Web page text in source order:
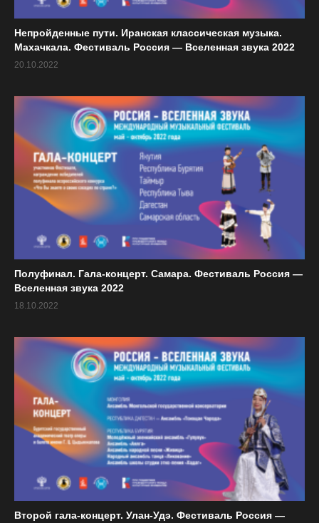
участников фестиваля
Программа Королевского колледжа в
Лондоне.
21.08
ПТ
«Музыка Колумбии рассказывает
истории о свободе»
Программа ансамбля «Аркоб». Колумбия
ВС
«Спокойный Сон»
песнопений.
ЧТ
«Единственный звук во Вселенной».
Ли Фэнъюнь и Ван Цзяньсинь.
Китай (гуцинь, сяо, дицзы, сюнь).
Концерт фестиваля «Собираем друзей»
2015 года.
(Всего 165 просмотров, 1 сегодня)
Непройденные пути. Иранская классическая музыка.
Махачкала. Фестиваль Россия — Вселенная звука 2022
20.10.2022
Полуфинал. Гала-концерт. Самара. Фестиваль Россия —
Вселенная звука 2022
18.10.2022
Второй гала-концерт. Улан-Удэ. Фестиваль Россия —